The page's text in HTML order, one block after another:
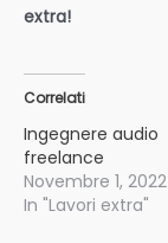
extra!
Correlati
Ingegnere audio
freelance
Novembre 1, 2022
In "Lavori extra"